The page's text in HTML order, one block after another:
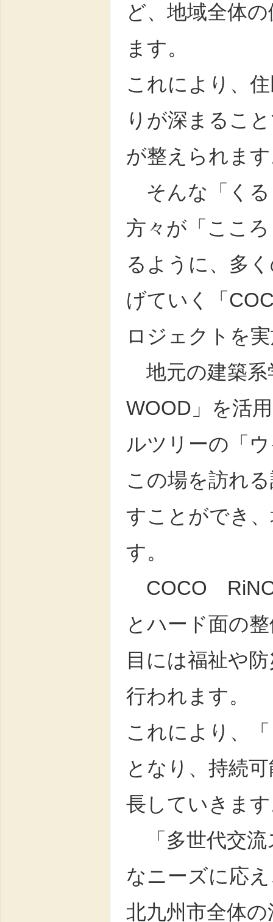
ど、地域全体
ます。
これにより、
りが深まるこ
が整えられま
そんな「くる
方々が「ここ
るように、多
げていく「
ロジェクトを
地元の建築
WOOD」を活
ルツリーの「
この場を訪れ
すことができ
す。
COCO
とハード面の
目には福祉や
行われます。
これにより、
となり、持続
長していきま
「多世代交流
なニーズに応
北九州市全体